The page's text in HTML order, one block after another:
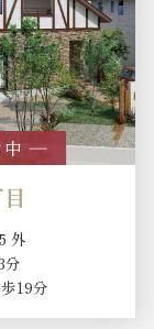
中 ―
外
分
19分